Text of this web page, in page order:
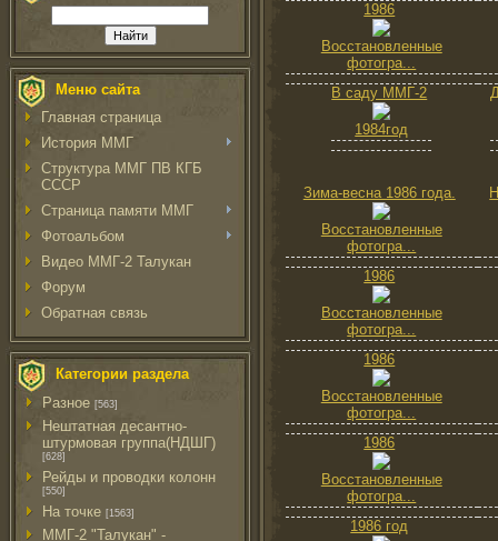
Меню сайта
Главная страница
История ММГ
Структура ММГ ПВ КГБ
СССР
Страница памяти ММГ
Фотоальбом
Видео ММГ-2 Талукан
Форум
Обратная связь
Категории раздела
Разное [563]
Нештатная десантно-
штурмовая группа(НДШГ)
[628]
Рейды и проводки колонн
[550]
На точке [1563]
ММГ-2 "Талукан" -
1986
Восстановленные
фотогра...
В саду ММГ-2
1984год
Зима-весна 1986 года.
Восстановленные
фотогра...
1986
Восстановленные
фотогра...
1986
Восстановленные
фотогра...
1986
Восстановленные
фотогра...
1986 год